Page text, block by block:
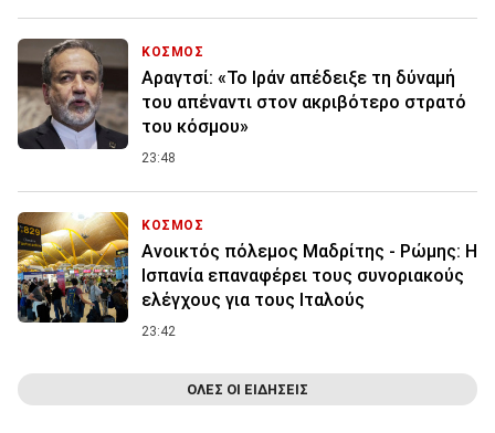
ΚΟΣΜΟΣ
Αραγτσί: «Το Ιράν απέδειξε τη δύναμή
του απέναντι στον ακριβότερο στρατό
του κόσμου»
23:48
ΚΟΣΜΟΣ
Ανοικτός πόλεμος Μαδρίτης - Ρώμης: Η
Ισπανία επαναφέρει τους συνοριακούς
ελέγχους για τους Ιταλούς
23:42
ΟΛΕΣ ΟΙ ΕΙΔΗΣΕΙΣ